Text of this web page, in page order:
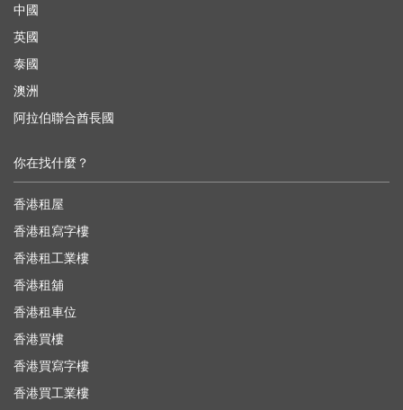
中國
英國
泰國
澳洲
阿拉伯聯合酋長國
你在找什麼？
香港租屋
香港租寫字樓
香港租工業樓
香港租舖
香港租車位
香港買樓
香港買寫字樓
香港買工業樓